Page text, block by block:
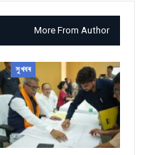
More From Author
সুখবৰ